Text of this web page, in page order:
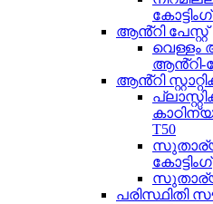
കോട്ടിംഗ്
ആൻ്റി പേസ്റ്റ്
വെള്ളം
ആൻ്റി-
ആൻ്റി
T50
കോട്ടിംഗ്
പരിസ്ഥിതി